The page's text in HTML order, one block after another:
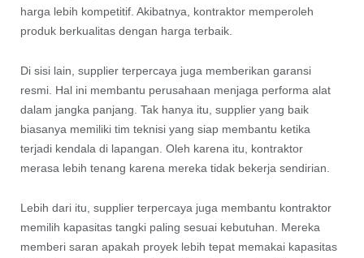
harga lebih kompetitif. Akibatnya, kontraktor memperoleh
produk berkualitas dengan harga terbaik.
Di sisi lain, supplier terpercaya juga memberikan garansi
resmi. Hal ini membantu perusahaan menjaga performa alat
dalam jangka panjang. Tak hanya itu, supplier yang baik
biasanya memiliki tim teknisi yang siap membantu ketika
terjadi kendala di lapangan. Oleh karena itu, kontraktor
merasa lebih tenang karena mereka tidak bekerja sendirian.
Lebih dari itu, supplier terpercaya juga membantu kontraktor
memilih kapasitas tangki paling sesuai kebutuhan. Mereka
memberi saran apakah proyek lebih tepat memakai kapasitas